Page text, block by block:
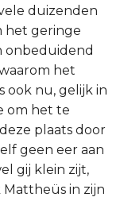
duizenden
het geringe
onbeduidend
het
ook nu, gelijk in
om het te
plaats door
geen eer aan
gij klein zijt,
in zijn